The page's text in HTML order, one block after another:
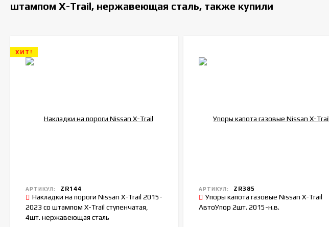
штампом X-Trail, нержавеющая сталь, также купили
ХИТ!
АРТИКУЛ: ZR144
Накладки на пороги Nissan X-Trail 2015-
2023 со штампом X-Trail ступенчатая,
4шт. нержавеющая сталь
АРТИКУЛ: ZR385
Упоры капота газовые Nissan X-Trail
АвтоУпор 2шт. 2015-н.в.